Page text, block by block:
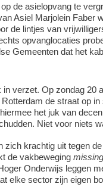
de asielopvang te
Asiel Marjolein Faber
de lintjes van
opvanglocaties
Gemeenten dat het
verzet. Op zondag 20
de straat op
het juk van
Niet voor niets
zich krachtig uit tegen
de vakbeweging missing
Onderwijs leggen
elke sector zijn eigen